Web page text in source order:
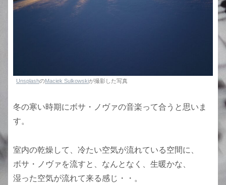
UnsplashのMaciek Sulkowskiが撮影した写真
冬の寒い時期にボサ・ノヴァの音楽って合うと思いま
す。
室内の乾燥して、冷たい空気が流れている空間に、
ボサ・ノヴァを流すと、なんとなく、生暖かな、
湿った空気が流れて来る感じ・・。